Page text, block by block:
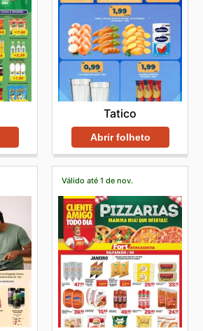
Tatico
Abrir folheto
Válido até 1 de nov.